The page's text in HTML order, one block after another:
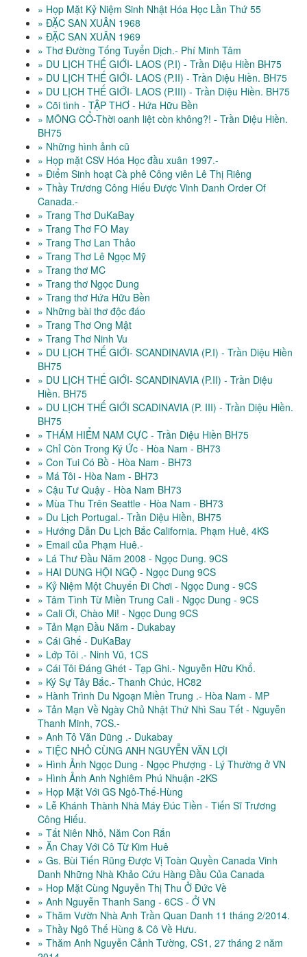
» Họp Mặt Kỷ Niệm Sinh Nhật Hóa Học Lần Thứ 55
» ĐẶC SAN XUÂN 1968
» ĐẶC SAN XUÂN 1969
» Thơ Đường Tống Tuyển Dịch.- Phí Minh Tâm
» DU LỊCH THẾ GIỚI- LAOS (P.I) - Trần Diệu Hiền BH75
» DU LỊCH THẾ GIỚI- LAOS (P.II) - Trần Diệu Hiền. BH75
» DU LỊCH THẾ GIỚI- LAOS (P.III) - Trần Diệu Hiền. BH75
» Cõi tình - TẬP THƠ - Hứa Hữu Bền
» MÔNG CỔ-Thời oanh liệt còn không?! - Trần Diệu Hiền.
BH75
» Những hình ảnh cũ
» Họp mặt CSV Hóa Học đầu xuân 1997.-
» Điểm Sinh hoạt Cà phê Công viên Lê Thị Riêng
» Thầy Trương Công Hiếu Được Vinh Danh Order Of
Canada.-
» Trang Thơ DuKaBay
» Trang Thơ FO May
» Trang Thơ Lan Thảo
» Trang Thơ Lê Ngọc Mỹ
» Trang thơ MC
» Trang thơ Ngọc Dung
» Trang thơ Hứa Hữu Bền
» Những bài thơ độc đáo
» Trang Thơ Ong Mật
» Trang Thơ Ninh Vu
» DU LỊCH THẾ GIỚI- SCANDINAVIA (P.I) - Trần Diệu Hiền
BH75
» DU LỊCH THẾ GIỚI- SCANDINAVIA (P.II) - Trần Diệu
Hiền. BH75
» DU LỊCH THẾ GIỚI SCADINAVIA (P. III) - Trần Diệu Hiền.
BH75
» THÁM HIỂM NAM CỰC - Trần Diệu Hiền BH75
» Chỉ Còn Trong Ký Ức - Hòa Nam - BH73
» Con Tui Có Bồ - Hòa Nam - BH73
» Má Tôi - Hòa Nam - BH73
» Cậu Tư Quậy - Hòa Nam BH73
» Mùa Thu Trên Seattle - Hòa Nam - BH73
» Du Lịch Portugal.- Trần Diệu Hiền, BH75
» Hướng Dẫn Du Lịch Bắc California. Phạm Huê, 4KS
» Email của Phạm Huê.-
» Lá Thư Đầu Năm 2008 - Ngọc Dung. 9CS
» HAI DUNG HỘI NGỘ - Ngọc Dung 9CS
» Kỷ Niệm Một Chuyến Đi Chơi - Ngọc Dung - 9CS
» Tâm Tình Từ Miền Trung Cali - Ngọc Dung - 9CS
» Cali Ơi, Chào Mi! - Ngọc Dung 9CS
» Tản Mạn Đầu Năm - Dukabay
» Cái Ghế - DuKaBay
» Lớp Tôi .- Ninh Vũ, 1CS
» Cái Tôi Đáng Ghét - Tạp Ghi.- Nguyễn Hữu Khổ.
» Ký Sự Tây Bắc.- Thanh Chúc, HC82
» Hành Trình Du Ngoạn Miền Trung .- Hòa Nam - MP
» Tản Mạn Về Ngày Chủ Nhật Thứ Nhì Sau Tết - Nguyễn
Thanh Minh, 7CS.-
» Anh Tô Văn Dũng .- Dukabay
» TIỆC NHỎ CÙNG ANH NGUYỄN VĂN LỢI
» Hình Ảnh Ngọc Dung - Ngọc Phượng - Lý Thường ở VN
» Hình Ảnh Anh Nghiêm Phú Nhuận -2KS
» Họp Mặt Với GS Ngô-Thế-Hùng
» Lễ Khánh Thành Nhà Máy Đúc Tiền - Tiến Sĩ Trương
Công Hiếu.
» Tất Niên Nhỏ, Năm Con Rắn
» Ăn Chay Với Cô Từ Kim Huê
» Gs. Bùi Tiến Rũng Được Vị Toàn Quyền Canada Vinh
Danh Những Nhà Khảo Cứu Hàng Đầu Của Canada
» Hop Mặt Cùng Nguyễn Thị Thu Ở Đức Về
» Anh Nguyễn Thanh Sang - 6CS - Ở VN
» Thăm Vườn Nhà Anh Trần Quan Danh 11 tháng 2/2014.
» Thầy Ngô Thế Hùng & Cô Về Hưu.
» Thăm Anh Nguyễn Cảnh Tường, CS1, 27 tháng 2 năm